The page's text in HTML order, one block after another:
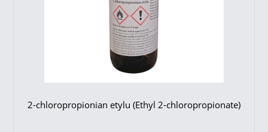
2-chloropropionian etylu (Ethyl 2-chloropropionate)